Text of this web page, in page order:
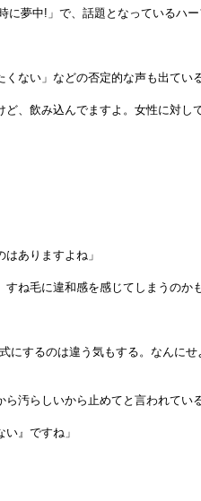
夢中!」で、話題となっているハ
ない」などの否定的な声も出ている
、飲み込んでますよ。女性に対
ありますよね」
ね毛に違和感を感じてしまうのか
にするのは違う気もする。なん
汚らしいから止めてと言われてい
』ですね」